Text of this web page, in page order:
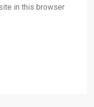
in this browser